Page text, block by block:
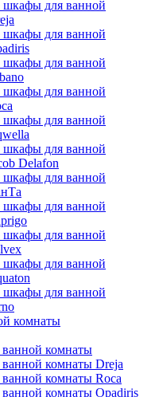
шкафы для ванной
шкафы для ванной
шкафы для ванной
шкафы для ванной
шкафы для ванной
шкафы для ванной
Delafon
шкафы для ванной
шкафы для ванной
шкафы для ванной
шкафы для ванной
шкафы для ванной
комнаты
комнаты
комнаты Dreja
комнаты Roca
комнаты Opadiris